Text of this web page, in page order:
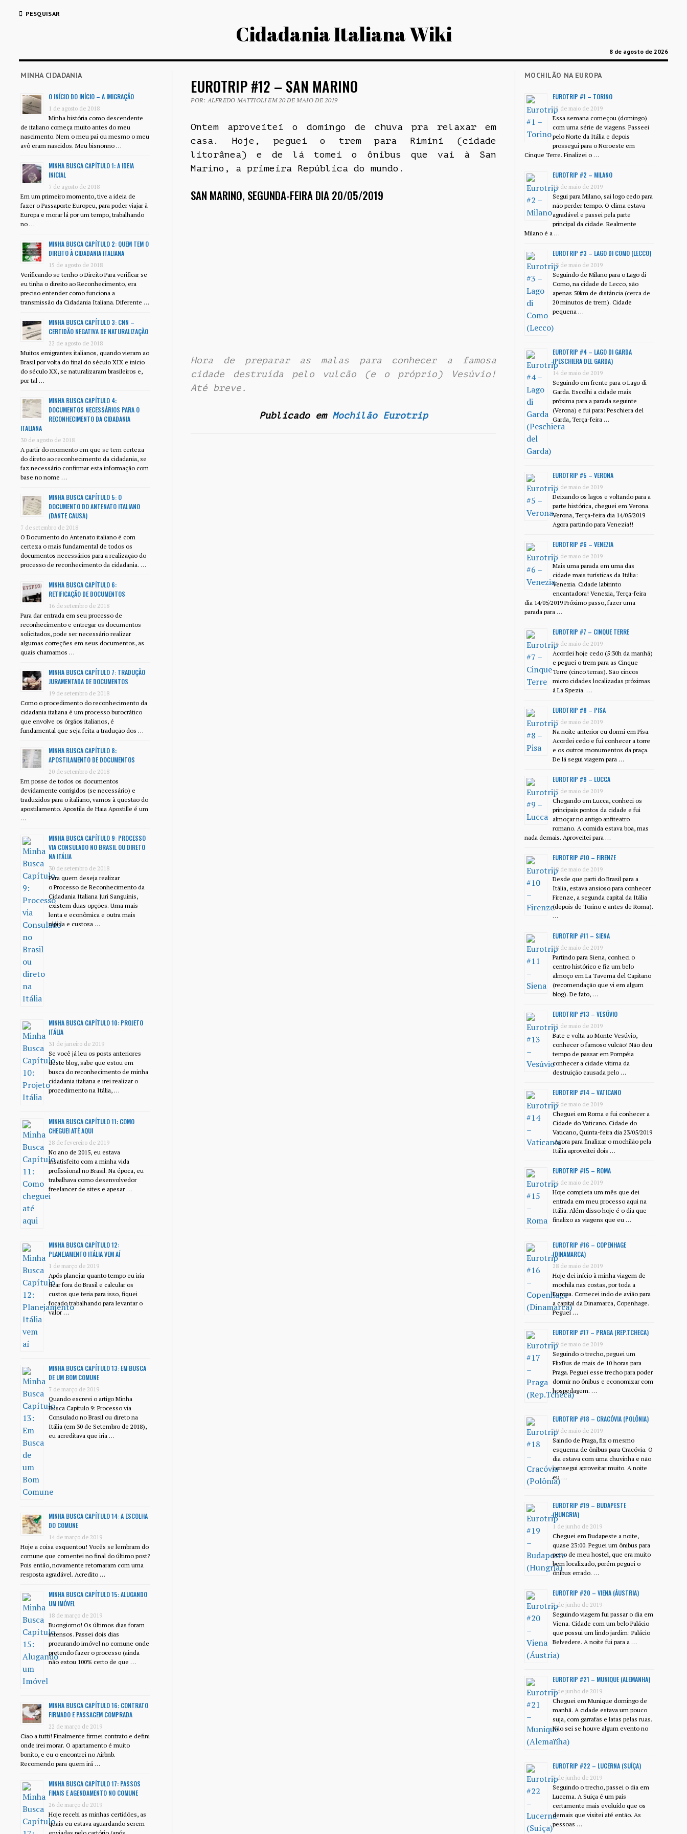
PESQUISAR
Cidadania Italiana Wiki
8 de agosto de 2026
MINHA CIDADANIA
O INÍCIO DO INÍCIO – A IMIGRAÇÃO
1 de agosto de 2018
Minha história como descendente
de italiano começa muito antes do meu
nascimento. Nem o meu pai ou mesmo o meu
avô eram nascidos. Meu bisnonno …
MINHA BUSCA CAPÍTULO 1: A IDEIA
INICIAL
7 de agosto de 2018
Em um primeiro momento, tive a ideia de
fazer o Passaporte Europeu, para poder viajar à
Europa e morar lá por um tempo, trabalhando
no …
MINHA BUSCA CAPÍTULO 2: QUEM TEM O
DIREITO À CIDADANIA ITALIANA
15 de agosto de 2018
Verificando se tenho o Direito Para verificar se
eu tinha o direito ao Reconhecimento, era
preciso entender como funciona a
transmissão da Cidadania Italiana. Diferente …
MINHA BUSCA CAPÍTULO 3: CNN –
CERTIDÃO NEGATIVA DE NATURALIZAÇÃO
22 de agosto de 2018
Muitos emigrantes italianos, quando vieram ao
Brasil por volta do final do século XIX e início
do século XX, se naturalizaram brasileiros e,
por tal …
MINHA BUSCA CAPÍTULO 4:
DOCUMENTOS NECESSÁRIOS PARA O
RECONHECIMENTO DA CIDADANIA
ITALIANA
30 de agosto de 2018
A partir do momento em que se tem certeza
do direto ao reconhecimento da cidadania, se
faz necessário confirmar esta informação com
base no nome …
MINHA BUSCA CAPÍTULO 5: O
DOCUMENTO DO ANTENATO ITALIANO
(DANTE CAUSA)
7 de setembro de 2018
O Documento do Antenato italiano é com
certeza o mais fundamental de todos os
documentos necessários para a realização do
processo de reconhecimento da cidadania. …
MINHA BUSCA CAPÍTULO 6:
RETIFICAÇÃO DE DOCUMENTOS
16 de setembro de 2018
Para dar entrada em seu processo de
reconhecimento e entregar os documentos
solicitados, pode ser necessário realizar
algumas correções em seus documentos, as
quais chamamos …
MINHA BUSCA CAPÍTULO 7: TRADUÇÃO
JURAMENTADA DE DOCUMENTOS
19 de setembro de 2018
Como o procedimento do reconhecimento da
cidadania italiana é um processo burocrático
que envolve os órgãos italianos, é
fundamental que seja feita a tradução dos …
MINHA BUSCA CAPÍTULO 8:
APOSTILAMENTO DE DOCUMENTOS
20 de setembro de 2018
Em posse de todos os documentos
devidamente corrigidos (se necessário) e
traduzidos para o italiano, vamos à questão do
apostilamento. Apostila de Haia Apostille é um
…
MINHA BUSCA CAPÍTULO 9: PROCESSO
VIA CONSULADO NO BRASIL OU DIRETO
NA ITÁLIA
30 de setembro de 2018
Para quem deseja realizar
o Processo de Reconhecimento da
Cidadania Italiana Juri Sanguinis,
existem duas opções. Uma mais
lenta e econômica e outra mais
rápida e custosa …
MINHA BUSCA CAPÍTULO 10: PROJETO
ITÁLIA
31 de janeiro de 2019
Se você já leu os posts anteriores
deste blog, sabe que estou em
busca do reconhecimento de minha
cidadania italiana e irei realizar o
procedimento na Itália, …
MINHA BUSCA CAPÍTULO 11: COMO
CHEGUEI ATÉ AQUI
28 de fevereiro de 2019
No ano de 2015, eu estava
insatisfeito com a minha vida
profissional no Brasil. Na época, eu
trabalhava como desenvolvedor
freelancer de sites e apesar …
MINHA BUSCA CAPÍTULO 12:
PLANEJAMENTO ITÁLIA VEM AÍ
1 de março de 2019
Após planejar quanto tempo eu iria
ficar fora do Brasil e calcular os
custos que teria para isso, fiquei
focado trabalhando para levantar o
valor …
MINHA BUSCA CAPÍTULO 13: EM BUSCA
DE UM BOM COMUNE
7 de março de 2019
Quando escrevi o artigo Minha
Busca Capítulo 9: Processo via
Consulado no Brasil ou direto na
Itália (em 30 de Setembro de 2018),
eu acreditava que iria …
MINHA BUSCA CAPÍTULO 14: A ESCOLHA
DO COMUNE
14 de março de 2019
Hoje a coisa esquentou! Vocês se lembram do
comune que comentei no final do último post?
Pois então, novamente retornaram com uma
resposta agradável. Acredito …
MINHA BUSCA CAPÍTULO 15: ALUGANDO
UM IMÓVEL
18 de março de 2019
Buongiorno! Os últimos dias foram
intensos. Passei dois dias
procurando imóvel no comune onde
pretendo fazer o processo (ainda
não estou 100% certo de que …
MINHA BUSCA CAPÍTULO 16: CONTRATO
FIRMADO E PASSAGEM COMPRADA
22 de março de 2019
Ciao a tutti! Finalmente firmei contrato e defini
onde irei morar. O apartamento é muito
bonito, e eu o encontrei no Airbnb.
Recomendo para quem irá …
MINHA BUSCA CAPÍTULO 17: PASSOS
FINAIS E AGENDAMENTO NO COMUNE
26 de março de 2019
Hoje recebi as minhas certidões, as
quais eu estava aguardando serem
EUROTRIP #12 – SAN MARINO
POR: ALFREDO MATTIOLI EM 20 DE MAIO DE 2019
Ontem aproveitei o domingo de chuva pra relaxar em
casa. Hoje, peguei o trem para Rimini (cidade
litorânea) e de lá tomei o ônibus que vai à San
Marino, a primeira República do mundo.
SAN MARINO, SEGUNDA-FEIRA DIA 20/05/2019
Hora de preparar as malas para conhecer a famosa
cidade destruída pelo vulcão (e o próprio) Vesúvio!
Até breve.
Publicado em Mochilão Eurotrip
MOCHILÃO NA EUROPA
EUROTRIP #1 – TORINO
12 de maio de 2019
Essa semana começou (domingo)
com uma série de viagens. Passeei
pelo Norte da Itália e depois
prossegui para o Noroeste em
Cinque Terre. Finalizei o …
EUROTRIP #2 – MILANO
13 de maio de 2019
Segui para Milano, sai logo cedo para
não perder tempo. O clima estava
agradável e passei pela parte
principal da cidade. Realmente
Milano é a …
EUROTRIP #3 – LAGO DI COMO (LECCO)
13 de maio de 2019
Seguindo de Milano para o Lago di
Como, na cidade de Lecco, são
apenas 50km de distância (cerca de
20 minutos de trem). Cidade
pequena …
EUROTRIP #4 – LAGO DI GARDA
(PESCHIERA DEL GARDA)
14 de maio de 2019
Seguindo em frente para o Lago di
Garda. Escolhi a cidade mais
próxima para a parada seguinte
(Verona) e fui para: Peschiera del
Garda, Terça-feira …
EUROTRIP #5 – VERONA
14 de maio de 2019
Deixando os lagos e voltando para a
parte histórica, cheguei em Verona.
Verona, Terça-feira dia 14/05/2019
Agora partindo para Venezia!!
EUROTRIP #6 – VENEZIA
14 de maio de 2019
Mais uma parada em uma das
cidade mais turísticas da Itália:
Venezia. Cidade labirinto
encantadora! Venezia, Terça-feira
dia 14/05/2019 Próximo passo, fazer uma
parada para …
EUROTRIP #7 – CINQUE TERRE
16 de maio de 2019
Acordei hoje cedo (5:30h da manhã)
e peguei o trem para as Cinque
Terre (cinco terras). São cincos
micro cidades localizadas próximas
à La Spezia. …
EUROTRIP #8 – PISA
17 de maio de 2019
Na noite anterior eu dormi em Pisa.
Acordei cedo e fui conhecer a torre
e os outros monumentos da praça.
De lá segui viagem para …
EUROTRIP #9 – LUCCA
17 de maio de 2019
Chegando em Lucca, conheci os
principais pontos da cidade e fui
almoçar no antigo anfiteatro
romano. A comida estava boa, mas
nada demais. Aproveitei para …
EUROTRIP #10 – FIRENZE
18 de maio de 2019
Desde que parti do Brasil para a
Itália, estava ansioso para conhecer
Firenze, a segunda capital da Itália
(depois de Torino e antes de Roma).
…
EUROTRIP #11 – SIENA
18 de maio de 2019
Partindo para Siena, conheci o
centro histórico e fiz um belo
almoço em La Taverna del Capitano
(recomendação que vi em algum
blog). De fato, …
EUROTRIP #13 – VESÚVIO
22 de maio de 2019
Bate e volta ao Monte Vesúvio,
conhecer o famoso vulcão! Não deu
tempo de passar em Pompéia
conhecer a cidade vítima da
destruição causada pelo …
EUROTRIP #14 – VATICANO
23 de maio de 2019
Cheguei em Roma e fui conhecer a
Cidade do Vaticano. Cidade do
Vaticano, Quinta-feira dia 23/05/2019
Agora para finalizar o mochilão pela
Itália aproveitei dois …
EUROTRIP #15 – ROMA
24 de maio de 2019
Hoje completa um mês que dei
entrada em meu processo aqui na
Itália. Além disso hoje é o dia que
finalizo as viagens que eu …
EUROTRIP #16 – COPENHAGE
(DINAMARCA)
28 de maio de 2019
Hoje dei início à minha viagem de
mochila nas costas, por toda a
Europa. Comecei indo de avião para
a capital da Dinamarca, Copenhage.
Peguei …
EUROTRIP #17 – PRAGA (REP.TCHECA)
29 de maio de 2019
Seguindo o trecho, peguei um
FlixBus de mais de 10 horas para
Praga. Peguei esse trecho para poder
dormir no ônibus e economizar com
hospedagem. …
EUROTRIP #18 – CRACÓVIA (POLÔNIA)
30 de maio de 2019
Saindo de Praga, fiz o mesmo
esquema de ônibus para Cracóvia. O
dia estava com uma chuvinha e não
consegui aproveitar muito. A noite
eu …
EUROTRIP #19 – BUDAPESTE
(HUNGRIA)
1 de junho de 2019
Cheguei em Budapeste a noite,
quase 23:00. Peguei um ônibus para
perto de meu hostel, que era muito
bem localizado, porém peguei o
ônibus errado. …
EUROTRIP #20 – VIENA (ÁUSTRIA)
2 de junho de 2019
Seguindo viagem fui passar o dia em
Viena. Cidade com um belo Palácio
que possui um lindo jardim: Palácio
Belvedere. A noite fui para a …
EUROTRIP #21 – MUNIQUE (ALEMANHA)
3 de junho de 2019
Cheguei em Munique domingo de
manhã. A cidade estava um pouco
suja, com garrafas e latas pelas ruas.
Não sei se houve algum evento no
…
EUROTRIP #22 – LUCERNA (SUÍÇA)
3 de junho de 2019
Seguindo o trecho, passei o dia em
Lucerna. A Suiça é um país
certamente mais evoluído que os
demais que visitei até então. As
pessoas …